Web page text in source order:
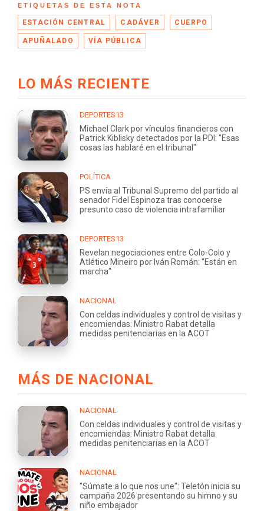
ETIQUETAS DE ESTA NOTA
ESTACIÓN CENTRAL CADÁVER CUERPO
APUÑALADO VÍA PÚBLICA
LO MÁS RECIENTE
DEPORTES13
Michael Clark por vínculos financieros con
Patrick Kiblisky detectados por la PDI: "Esas
cosas las hablaré en el tribunal"
POLÍTICA
PS envía al Tribunal Supremo del partido al
senador Fidel Espinoza tras conocerse
presunto caso de violencia intrafamiliar
DEPORTES13
Revelan negociaciones entre Colo-Colo y
Atlético Mineiro por Iván Román: "Están en
marcha"
NACIONAL
Con celdas individuales y control de visitas y
encomiendas: Ministro Rabat detalla
medidas penitenciarias en la ACOT
MÁS DE NACIONAL
NACIONAL
Con celdas individuales y control de visitas y
encomiendas: Ministro Rabat detalla
medidas penitenciarias en la ACOT
NACIONAL
"Súmate a lo que nos une": Teletón inicia su
campaña 2026 presentando su himno y su
niño embajador